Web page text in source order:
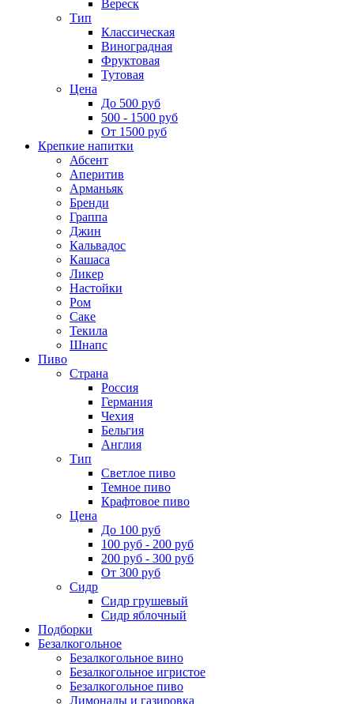
Вереск
Тип
Классическая
Виноградная
Фруктовая
Тутовая
Цена
До 500 руб
500 - 1500 руб
От 1500 руб
Крепкие напитки
Абсент
Аперитив
Арманьяк
Бренди
Граппа
Джин
Кальвадос
Кашаса
Ликер
Настойки
Ром
Саке
Текила
Шнапс
Пиво
Страна
Россия
Германия
Чехия
Бельгия
Англия
Тип
Светлое пиво
Темное пиво
Крафтовое пиво
Цена
До 100 руб
100 руб - 200 руб
200 руб - 300 руб
От 300 руб
Сидр
Сидр грушевый
Сидр яблочный
Подборки
Безалкогольное
Безалкогольное вино
Безалкогольное игристое
Безалкогольное пиво
Лимонады и газировка